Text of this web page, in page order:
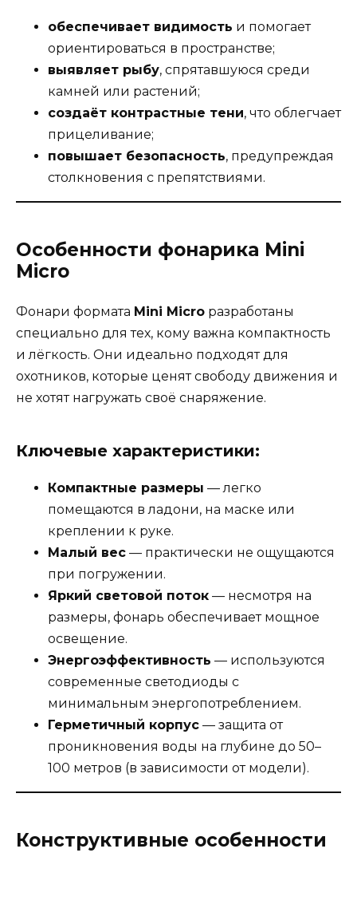
обеспечивает видимость и помогает
ориентироваться в пространстве;
выявляет рыбу, спрятавшуюся среди
камней или растений;
создаёт контрастные тени, что облегчает
прицеливание;
повышает безопасность, предупреждая
столкновения с препятствиями.
Особенности фонарика Mini
Micro
Фонари формата Mini Micro разработаны
специально для тех, кому важна компактность
и лёгкость. Они идеально подходят для
охотников, которые ценят свободу движения и
не хотят нагружать своё снаряжение.
Ключевые характеристики:
Компактные размеры — легко
помещаются в ладони, на маске или
креплении к руке.
Малый вес — практически не ощущаются
при погружении.
Яркий световой поток — несмотря на
размеры, фонарь обеспечивает мощное
освещение.
Энергоэффективность — используются
современные светодиоды с
минимальным энергопотреблением.
Герметичный корпус — защита от
проникновения воды на глубине до 50–
100 метров (в зависимости от модели).
Конструктивные особенности